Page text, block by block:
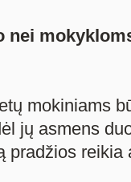
nei
mokiniams
jų asmens
pradžios reikia